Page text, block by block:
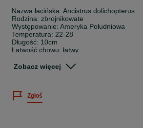
Nazwa łacińska: Ancistrus dolichopterus
Rodzina: zbrojnikowate
Występowanie: Ameryka Południowa
Temperatura: 22-28
Długość: 10cm
Łatwość chowu: łatwy
Posiadamy bogatą ofertę ryb
wodnych.
Zobacz więcej
Zgłoś